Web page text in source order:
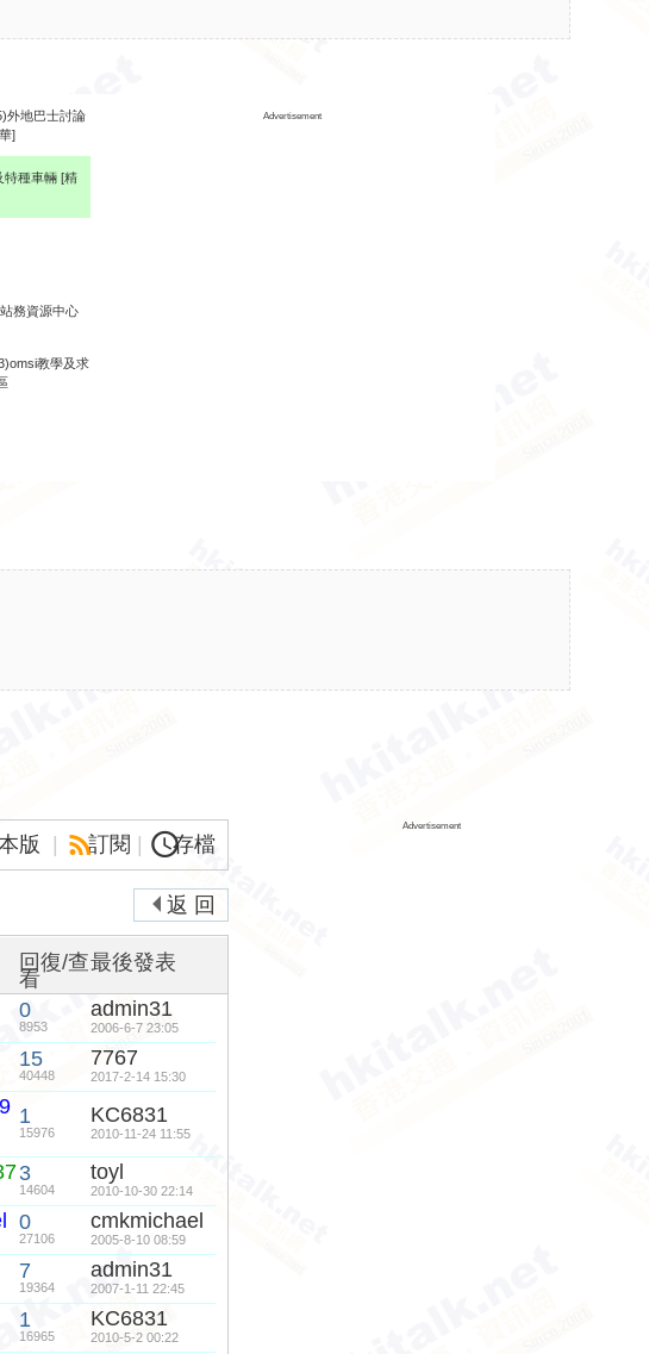
外地巴士討論
]
Advertisement
特種車輛 [精
務資源中心
教學及求
版
訂閱 存檔
返 回
回復/查
看
最後發表
0
8953
admin31
2006-6-7 23:05
15
40448
7767
2017-2-14 15:30
1
15976
KC6831
2010-11-24 11:55
3
14604
toyl
2010-10-30 22:14
0
27106
cmkmichael
2005-8-10 08:59
7
19364
admin31
2007-1-11 22:45
1
16965
KC6831
2010-5-2 00:22
Advertisement